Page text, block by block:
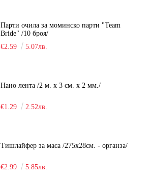
Парти очила за моминско парти "Team
Bride" /10 броя/
€2.59
5.07лв.
Нано лента /2 м. х 3 см. х 2 мм./
€1.29 2.52лв.
Тишлайфер за маса /275х28см. - органза/
€2.99 5.85лв.